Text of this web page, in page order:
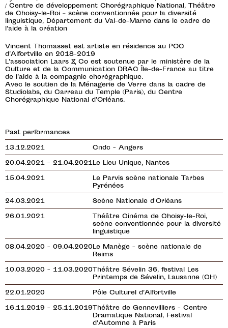
/ Centre de développement Chorégraphique National, Théâtre
de Choisy-le-Roi – scène conventionnée pour la diversité
linguistique, Département du Val-de-Marne dans le cadre de
l’aide à la création
Vincent Thomasset est artiste en résidence au POC
d’Alfortville en 2018-2019
L’association Laars & Co est soutenue par le ministère de la
Culture et de la Communication DRAC Île-de-France au titre
de l’aide à la compagnie chorégraphique.
Avec le soutien de la Ménagerie de Verre dans la cadre de
Studiolabs, du Carreau du Temple (Paris), du Centre
Chorégraphique National d’Orléans.
Past performances
13.12.2021
Cndc - Angers
20.04.2021 - 21.04.2021Le Lieu Unique, Nantes
15.04.2021
Le Parvis scène nationale Tarbes
Pyrénées
24.03.2021
Scène Nationale d'Orléans
26.01.2021
Théâtre Cinéma de Choisy-le-Roi,
scène conventionnée pour la diversité
linguistique
08.04.2020 - 09.04.2020Le Manège - scène nationale de
Reims
10.03.2020 - 11.03.2020Théâtre Sévelin 36, festival Les
Printemps de Sévelin, Lausanne (CH)
22.01.2020
Pôle Culturel d’Alfortville
16.11.2019 - 25.11.2019Théâtre de Gennevilliers - Centre
Dramatique National, Festival
d'Automne à Paris